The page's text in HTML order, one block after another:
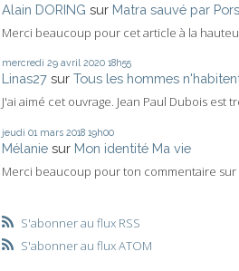
Alain DORING sur Matra sauvé par
Merci beaucoup pour cet article à la
mercredi 29 avril 2020 18h55
Linas27 sur Tous les hommes
J'ai aimé cet ouvrage. Jean Paul Dubois est
jeudi 01 mars 2018 19h00
Mélanie sur Mon identité Ma vie
Merci beaucoup pour ton commentaire sur
S'abonner au flux RSS
S'abonner au flux ATOM